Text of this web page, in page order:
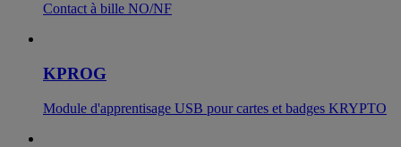
Contact à bille NO/NF
KPROG
Module d'apprentisage USB pour cartes et badges KRYPTO